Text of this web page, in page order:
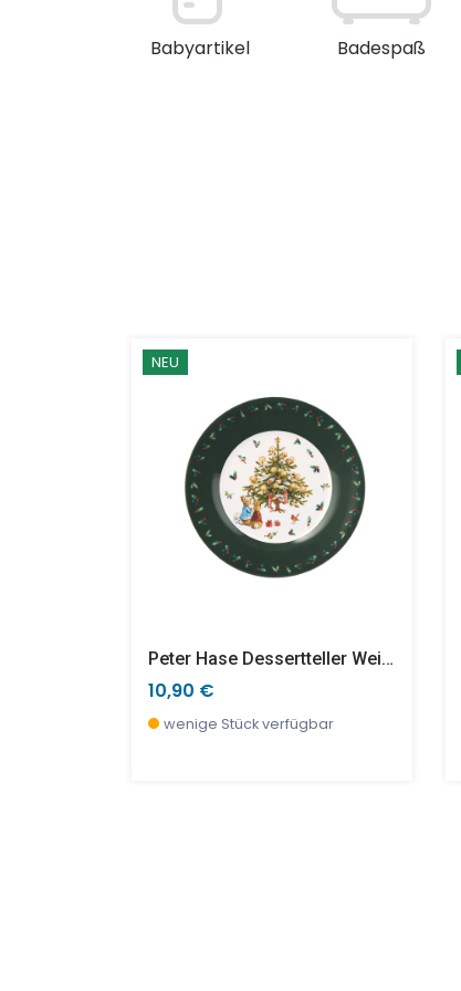
Babyartikel Badespaß
NEU
Peter Hase Dessertteller Weihnachtsbaum Xmas
10,90 €
wenige Stück verfügbar